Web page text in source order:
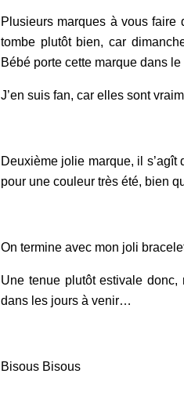
Plusieurs marques à vous faire
tombe plutôt bien, car
Bébé porte cette marque dans le
J’en suis fan, car elles sont
Deuxième jolie marque, il
pour une couleur très été, bien
On termine avec mon joli
Une tenue plutôt estivale donc,
dans les jours à venir…
Bisous Bisous